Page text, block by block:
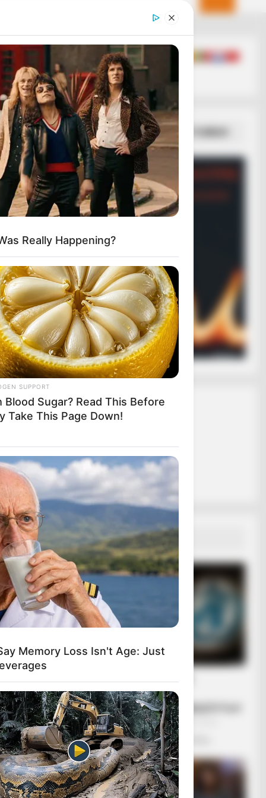
ότι
σε εσάς.
το κουμπί
ΣΠΑΜΕ ΤΟ ΜΑΤΡΙΞ – ΤΟ ΒΙΒΛΙΟ
ΔΗΜΟΦΙΛΗ ΑΡΘΡΑ
Ο ΠΟΥ υπό έλεγχο:
παρατυπίες και
συγκρούσεις συμφερόντων
Κυριακή, 2 Οκτωβρίου 2022, 12:14
Ο ΠΟΥ υπό έλεγχο: παρατυπίες...
Really Happening?
SUPPORT
Blood Sugar? Read This Before
Take This Page Down!
Memory Loss Isn't Age: Just